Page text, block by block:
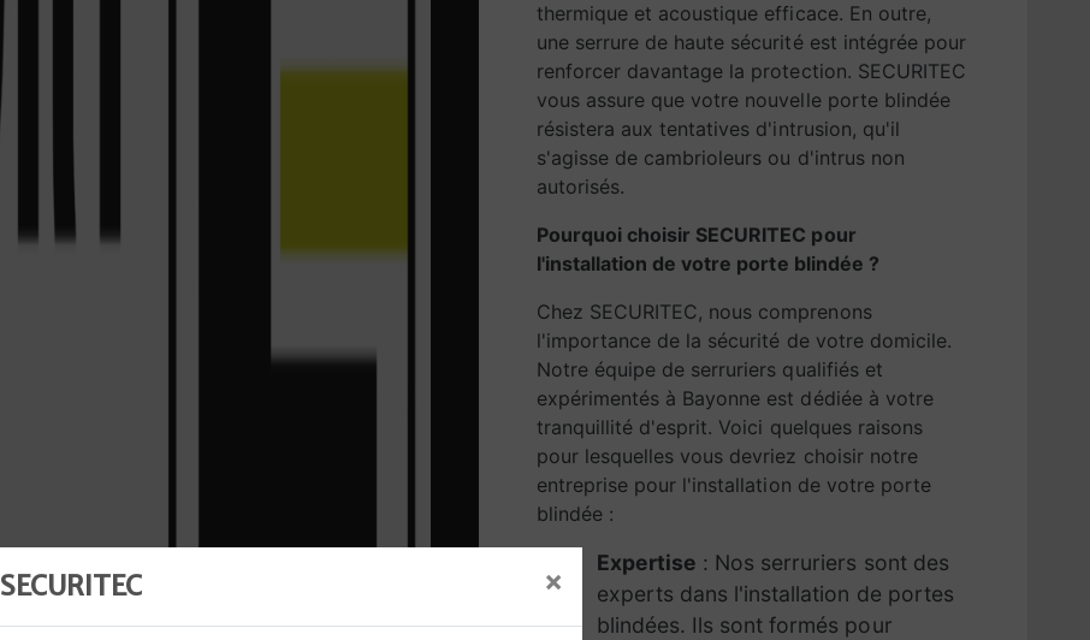
SECURITEC ×
thermique et acoustique efficace. En outre,
une serrure de haute sécurité est intégrée pour
renforcer davantage la protection. SECURITEC
vous assure que votre nouvelle porte blindée
résistera aux tentatives d'intrusion, qu'il
s'agisse de cambrioleurs ou d'intrus non
autorisés.
Pourquoi choisir SECURITEC pour
l'installation de votre porte blindée ?
Chez SECURITEC, nous comprenons
l'importance de la sécurité de votre domicile.
Notre équipe de serruriers qualifiés et
expérimentés à Bayonne est dédiée à votre
tranquillité d'esprit. Voici quelques raisons
pour lesquelles vous devriez choisir notre
entreprise pour l'installation de votre porte
blindée :
Expertise : Nos serruriers sont des
experts dans l'installation de portes
blindées. Ils sont formés pour